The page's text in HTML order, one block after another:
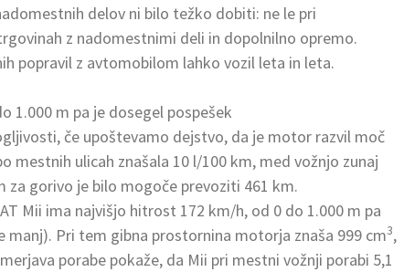
delov ni bilo težko dobiti: ne le pri
z nadomestnimi deli in dopolnilno opremo.
popravil z avtomobilom lahko vozil leta in leta.
1.000 m pa je dosegel pospešek
če upoštevamo dejstvo, da je motor razvil moč
mestnih ulicah znašala 10 l/100 km, med vožnjo zunaj
za gorivo je bilo mogoče prevoziti 461 km.
Mii ima najvišjo hitrost 172 km/h, od 0 do 1.000 m pa
manj). Pri tem gibna prostornina motorja znaša 999 cm3,
porabe pokaže, da Mii pri mestni vožnji porabi 5,1